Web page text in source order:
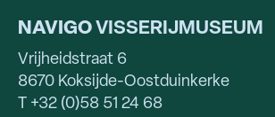
NAVIGO VISSERIJMUSEUM
Vrijheidstraat 6
8670 Koksijde-Oostduinkerke
T +32 (0)58 51 24 68